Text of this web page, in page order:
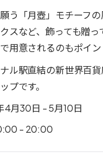
う「月壺」モチーフ
スなど、飾っても贈
用意されるのもポイン
ル駅直結の新世界百
プです。
4月30日 - 5月10日
- 20:00